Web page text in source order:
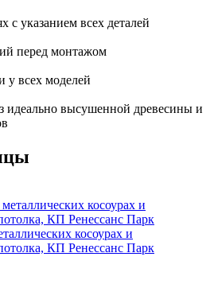
с указанием всех деталей
перед монтажом
у всех моделей
идеально высушенной древесины и
косоурах и
КП Ренессанс Парк